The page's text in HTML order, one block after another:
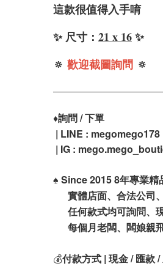
這款很值得入手唷
✨ 尺寸： 21 x 16✨
🔅 歡迎截圖詢問 🔅
♦️詢問 / 下單
| LINE : megomego178
| IG :
♠️ Since 2015 8年專業精
實體店面、合法公司
任何款式均可詢問、
每個月老闆、闆娘親
💰付款方式 | 現金 / 匯款